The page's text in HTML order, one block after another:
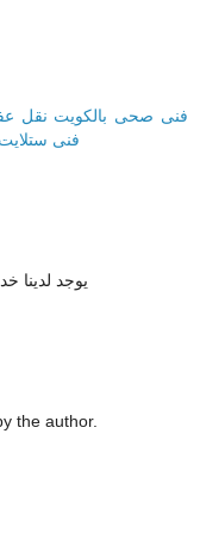
فنی صحی بالكویت نقل
فنی
يوجد لدينا
the author.